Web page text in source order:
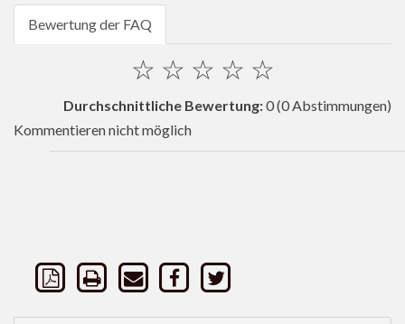
Bewertung der FAQ
☆
☆
☆
☆
☆
Durchschnittliche Bewertung:0(0 Abstimmungen)
Kommentieren nicht möglich